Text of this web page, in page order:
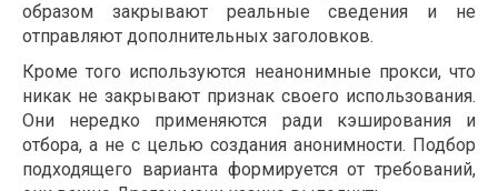
образом закрывают реальные сведения и не
отправляют дополнительных заголовков.
Кроме того используются неанонимные прокси, что
никак не закрывают признак своего использования.
Они нередко применяются ради кэширования и
отбора, а не с целью создания анонимности. Подбор
подходящего варианта формируется от требований,